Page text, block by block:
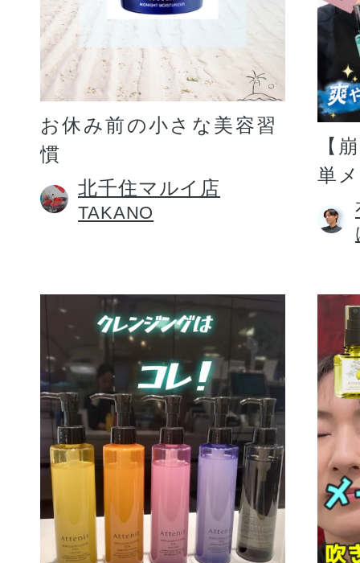
お休み前の小さな美容習
慣
北千住マルイ店
TAKANO
【
単